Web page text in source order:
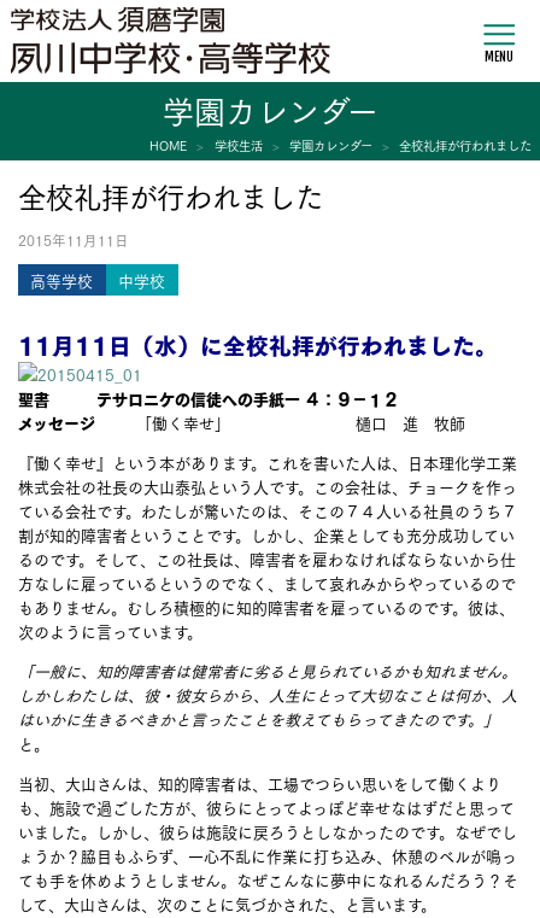
MENU
学園カレンダー
HOME 学校生活 学園カレンダー 全校礼拝が行われました
全校礼拝が行われました
2015年11月11日
高等学校 中学校
11月11日（水）に全校礼拝が行われました。
聖書 テサロニケの信徒への手紙一 ４：９－１２
メッセージ
「働く幸せ」 樋口 進 牧師
『働く幸せ』という本があります。これを書いた人は、日本理化学工業
株式会社の社長の大山泰弘という人です。この会社は、チョークを作っ
ている会社です。わたしが驚いたのは、そこの７４人いる社員のうち７
割が知的障害者ということです。しかし、企業としても充分成功してい
るのです。そして、この社長は、障害者を雇わなければならないから仕
方なしに雇っているというのでなく、まして哀れみからやっているので
もありません。むしろ積極的に知的障害者を雇っているのです。彼は、
次のように言っています。
「一般に、知的障害者は健常者に劣ると見られているかも知れません。
しかしわたしは、彼・彼女らから、人生にとって大切なことは何か、人
はいかに生きるべきかと言ったことを教えてもらってきたのです。」
と。
当初、大山さんは、知的障害者は、工場でつらい思いをして働くより
も、施設で過ごした方が、彼らにとってよっぽど幸せなはずだと思って
いました。しかし、彼らは施設に戻ろうとしなかったのです。なぜでし
ょうか？脇目もふらず、一心不乱に作業に打ち込み、休憩のベルが鳴っ
ても手を休めようとしません。なぜこんなに夢中になれるんだろう？そ
して、大山さんは、次のことに気づかされた、と言います。